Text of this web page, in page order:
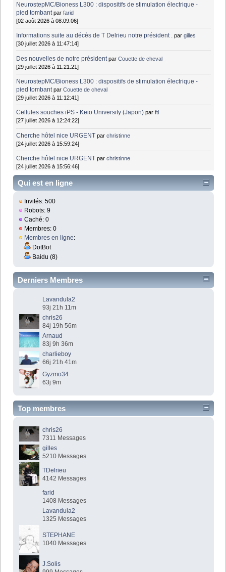
NeurostepMC/Bioness L300 : dispositifs de stimulation électrique -
pied tombant parfarid
[02 août 2026 à 08:09:06]
Informations suite au décès de T Delrieu notre président . pargilles
[30 juillet 2026 à 11:47:14]
Des nouvelles de notre président parCouette de cheval
[29 juillet 2026 à 11:21:21]
NeurostepMC/Bioness L300 : dispositifs de stimulation électrique -
pied tombant parCouette de cheval
[29 juillet 2026 à 11:12:41]
Cellules souches iPS - Keio University (Japon) parfti
[27 juillet 2026 à 12:24:22]
Cherche hôtel nice URGENT parchristinne
[24 juillet 2026 à 15:59:24]
Cherche hôtel nice URGENT parchristinne
[24 juillet 2026 à 15:56:46]
Qui est en ligne
Invités: 500
Robots: 9
Caché: 0
Membres: 0
Membres en ligne:
DotBot
Baidu (8)
Derniers Membres
Lavandula2
93j 21h 11m
chris26
84j 19h 56m
Arnaud
83j 9h 36m
charlieboy
66j 21h 41m
Gyzmo34
63j 9m
Top membres
chris26
7311 Messages
gilles
5210 Messages
TDelrieu
4142 Messages
farid
1408 Messages
Lavandula2
1325 Messages
STEPHANE
1040 Messages
J.Solis